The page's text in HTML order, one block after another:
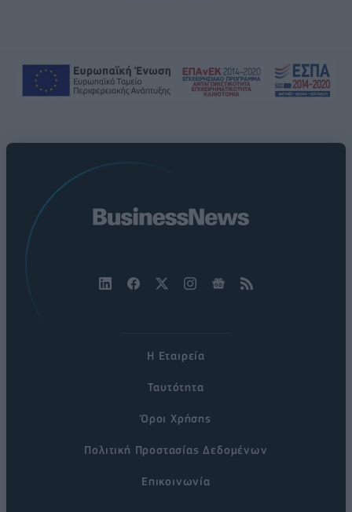
Η Εταιρεία
Ταυτότητα
Όροι Χρήσης
Πολιτική Προστασίας Δεδομένων
Επικοινωνία